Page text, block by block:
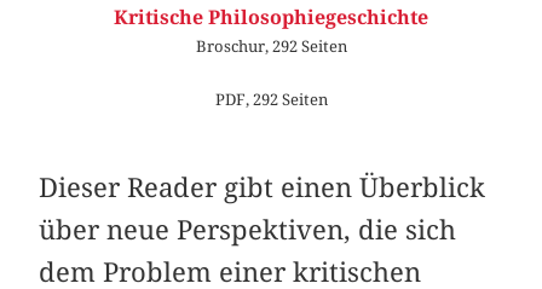
Kritische Philosophiegeschichte
Broschur, 292 Seiten
PDF, 292 Seiten
Dieser Reader gibt einen Überblick
über neue Perspektiven, die sich
dem Problem einer kritischen